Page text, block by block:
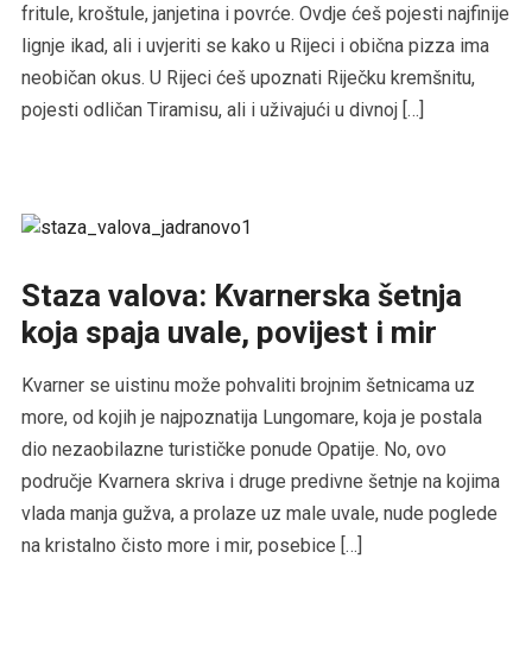
fritule, kroštule, janjetina i povrće. Ovdje ćeš pojesti najfinije
lignje ikad, ali i uvjeriti se kako u Rijeci i obična pizza ima
neobičan okus. U Rijeci ćeš upoznati Riječku kremšnitu,
pojesti odličan Tiramisu, ali i uživajući u divnoj […]
Staza valova: Kvarnerska šetnja
koja spaja uvale, povijest i mir
Kvarner se uistinu može pohvaliti brojnim šetnicama uz
more, od kojih je najpoznatija Lungomare, koja je postala
dio nezaobilazne turističke ponude Opatije. No, ovo
područje Kvarnera skriva i druge predivne šetnje na kojima
vlada manja gužva, a prolaze uz male uvale, nude poglede
na kristalno čisto more i mir, posebice […]